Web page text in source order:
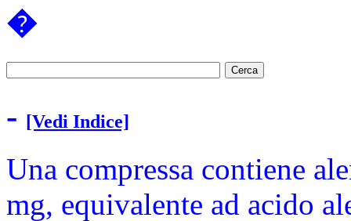
�
- [Vedi Indice]
Una compressa contiene
mg, equivalente ad acido